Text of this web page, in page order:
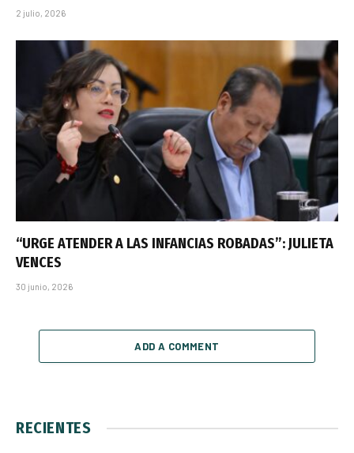
2 julio, 2026
“URGE ATENDER A LAS INFANCIAS ROBADAS”: JULIETA
VENCES
30 junio, 2026
ADD A COMMENT
RECIENTES